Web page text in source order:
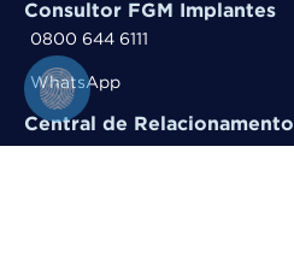
Consultor FGM Implantes
0800 644 6111
WhatsApp
Central de Relacionamento